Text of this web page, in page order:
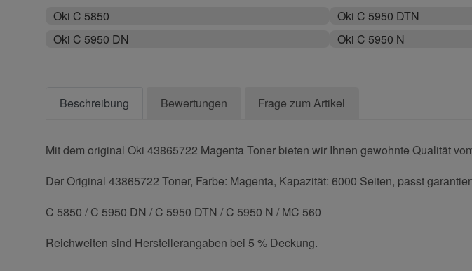
Oki C 5850
Oki C 5950 DN
Oki C 5950 DTN
Oki C 5950 N
Beschreibung Bewertungen Frage zum Artikel
Mit dem original Oki 43865722 Magenta Toner bieten wir Ihnen gewohnte Qualität
Der Original 43865722 Toner, Farbe: Magenta, Kapazität: 6000 Seiten, passt
C 5850 / C 5950 DN / C 5950 DTN / C 5950 N / MC 560
Reichweiten sind Herstellerangaben bei 5 % Deckung.